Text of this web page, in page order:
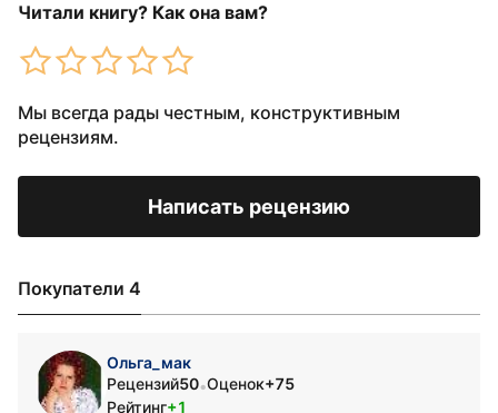
Читали книгу? Как она вам?
Мы всегда рады честным, конструктивным
рецензиям.
Написать рецензию
Покупатели 4
Ольга_мак
Рецензий50•Оценок+75
Рейтинг+1